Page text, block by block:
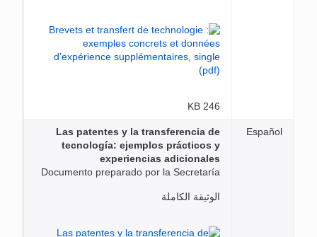
246 KB
Español
Las patentes y la transferencia de
tecnología: ejemplos prácticos y
experiencias adicionales
Documento preparado por la Secretaría
الوثيقة الكاملة